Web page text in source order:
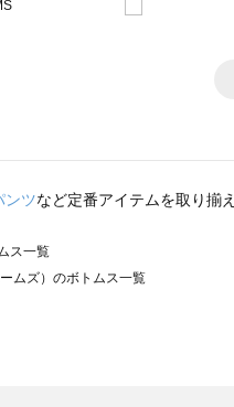
ンツなど定番アイテムを取り揃
ス一覧
ムズ）のボトムス一覧
ンサモスモス）のボトムス一覧